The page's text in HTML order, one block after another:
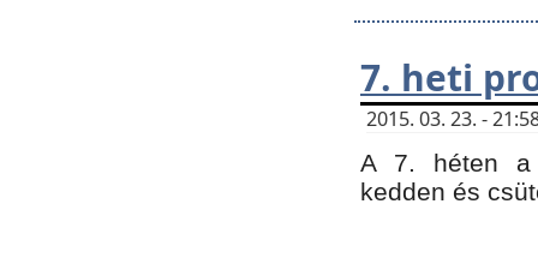
7. heti
2015. 03. 23. -
A 7. héten a
kedden és